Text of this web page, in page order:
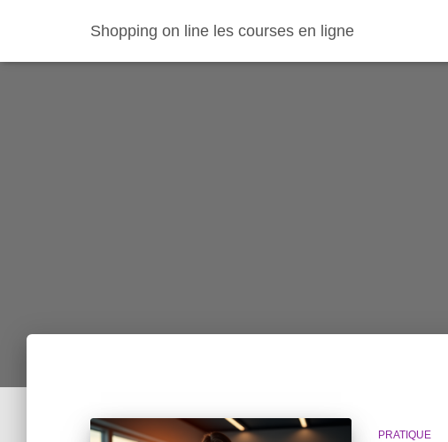
Shopping on line les courses en ligne
PRATIQUE